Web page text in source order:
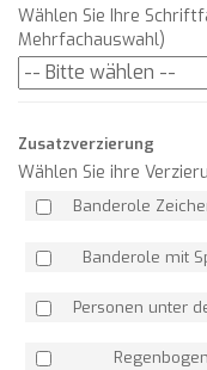
Wählen Sie Ihre
Mehrfachauswahl)
Zusatzverzierung
Wählen Sie ihre
Banderole
Banderole mit
Personen unter
Regenbogen